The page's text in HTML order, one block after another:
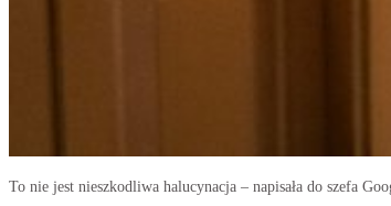
To nie jest nieszkodliwa halucynacja – napisała do szefa